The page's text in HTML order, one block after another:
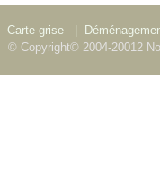
Carte grise
© Copyright© 2004-20012